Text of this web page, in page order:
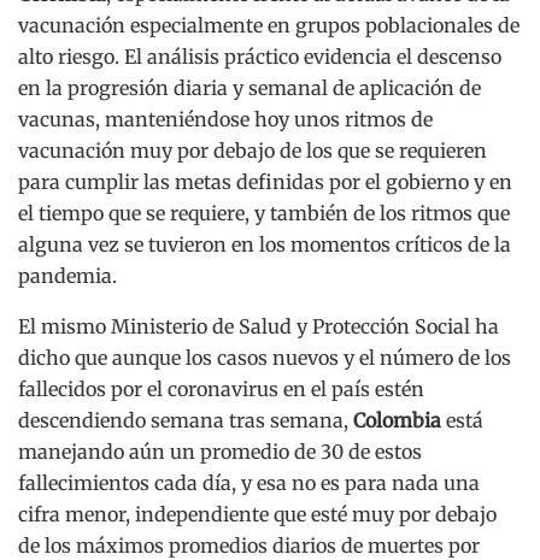
vacunación especialmente en grupos poblacionales de
alto riesgo. El análisis práctico evidencia el descenso
en la progresión diaria y semanal de aplicación de
vacunas, manteniéndose hoy unos ritmos de
vacunación muy por debajo de los que se requieren
para cumplir las metas definidas por el gobierno y en
el tiempo que se requiere, y también de los ritmos que
alguna vez se tuvieron en los momentos críticos de la
pandemia.
El mismo Ministerio de Salud y Protección Social ha
dicho que aunque los casos nuevos y el número de los
fallecidos por el coronavirus en el país estén
descendiendo semana tras semana, Colombia está
manejando aún un promedio de 30 de estos
fallecimientos cada día, y esa no es para nada una
cifra menor, independiente que esté muy por debajo
de los máximos promedios diarios de muertes por